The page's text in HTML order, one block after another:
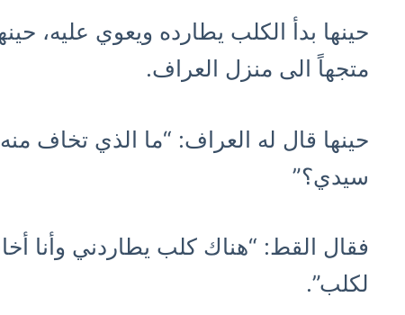
حينها بدأ الكلب يطارده ويعوي عليه،
متجهاً الى منزل العراف.
حينها قال له العراف: “ما الذي تخاف
سيدي؟”
فقال القط: “هناك كلب يطاردني وأنا
لكلب”.